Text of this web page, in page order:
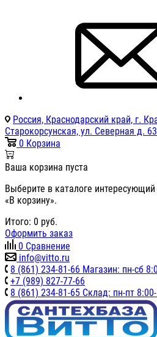
Россия, Краснодарский край, г.
Старокорсунская, ул. Северная д.
0 Корзина
Ваша корзина пуста
Выберите в каталоге
«В корзину».
Итого: 0 руб.
Оформить заказ
0 Сравнение
info@vitto.ru
8 (861) 234-81-66 Магазин: пн-сб
+7 (989) 827-77-66
8 (861) 234-81-65 Склад: пн-пт